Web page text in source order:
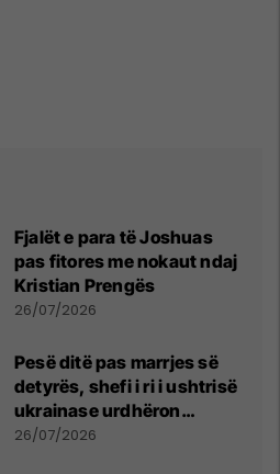
Fjalët e para të Joshuas
pas fitores me nokaut ndaj
Kristian Prengës
26/07/2026
Pesë ditë pas marrjes së
detyrës, shefi i ri i ushtrisë
ukrainase urdhëron
kontroll të madh
26/07/2026